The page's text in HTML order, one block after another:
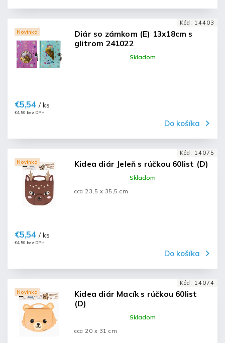
Novinka
Diár so zámkom (E) 13x18cm s
glitrom 241022
Skladom
€4,50 bez DPH
€5,54 / ks
Do košíka
Kód: 14403
Novinka Kidea diár Jeleň s rúčkou 60list (D)
Skladom
€4,50 bez DPH
€5,54 / ks
Do košíka
cca 23,5 x 35,5 cm
Kód: 14075
Novinka
Kidea diár Macík s rúčkou 60list
(D)
Skladom
cca 20 x 31 cm
Kód: 14074